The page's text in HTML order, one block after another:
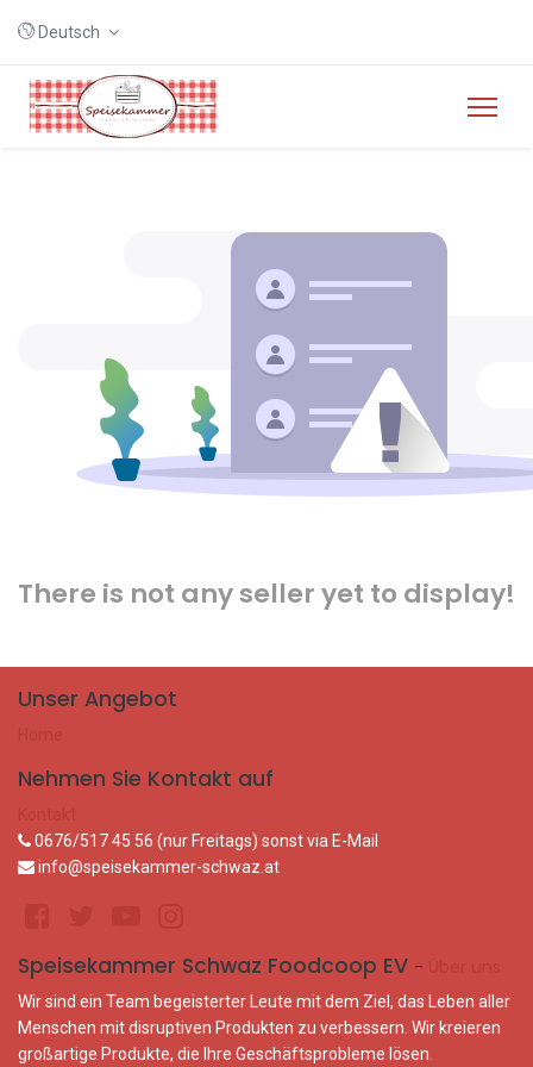
Deutsch
There is not any seller yet to display!
Unser Angebot
Nehmen Sie Kontakt auf
0676/517 45 56 (nur Freitags) sonst via E-Mail
info@speisekammer-schwaz.at
Speisekammer Schwaz Foodcoop EV -
Wir sind ein Team begeisterter Leute mit dem Ziel, das Leben aller
Menschen mit disruptiven Produkten zu verbessern. Wir kreieren
großartige Produkte, die Ihre Geschäftsprobleme lösen.